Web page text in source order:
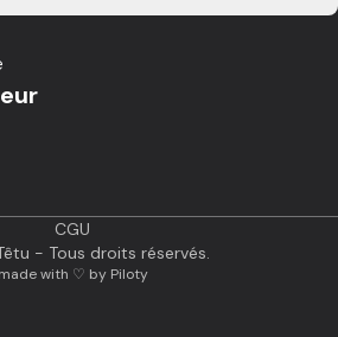
CGU
- Tous droits réservés.
made with ♡ by Piloty